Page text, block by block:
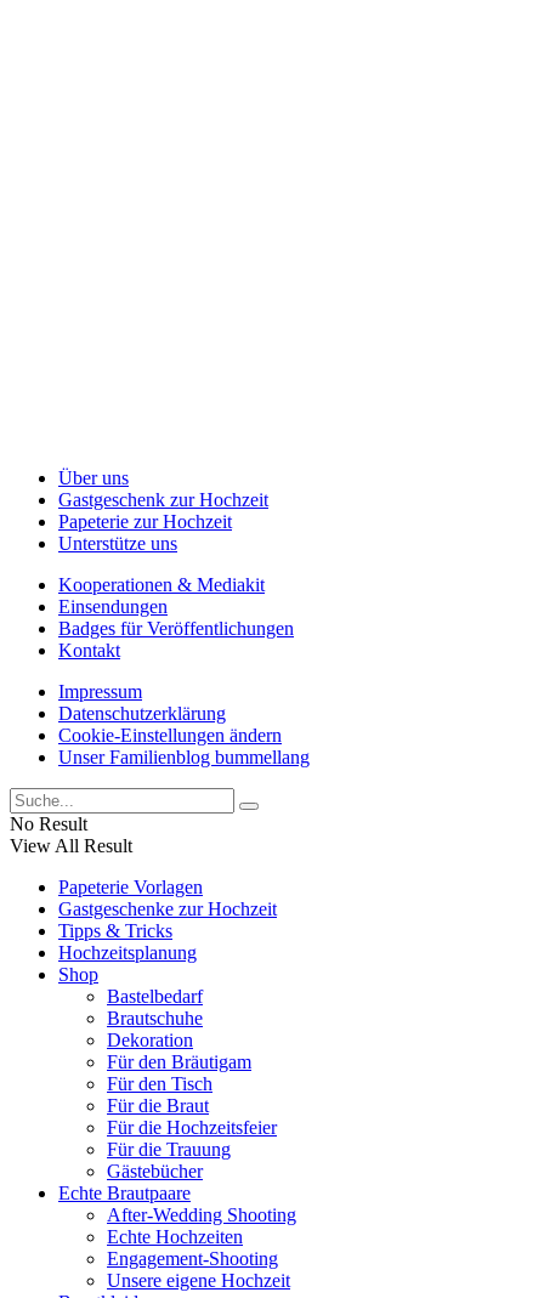
Über uns
Gastgeschenk zur Hochzeit
Papeterie zur Hochzeit
Unterstütze uns
Kooperationen & Mediakit
Einsendungen
Badges für Veröffentlichungen
Kontakt
Impressum
Datenschutzerklärung
Cookie-Einstellungen ändern
Unser Familienblog bummellang
No Result
View All Result
Papeterie Vorlagen
Gastgeschenke zur Hochzeit
Tipps & Tricks
Hochzeitsplanung
Shop
Bastelbedarf
Brautschuhe
Dekoration
Für den Bräutigam
Für den Tisch
Für die Braut
Für die Hochzeitsfeier
Für die Trauung
Gästebücher
Echte Brautpaare
After-Wedding Shooting
Echte Hochzeiten
Engagement-Shooting
Unsere eigene Hochzeit